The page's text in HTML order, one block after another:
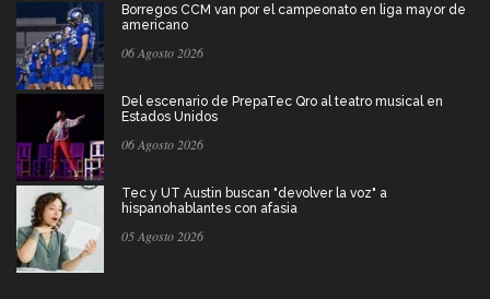
Borregos CCM van por el campeonato en liga mayor de
americano
06 Agosto 2026
Del escenario de PrepaTec Qro al teatro musical en
Estados Unidos
06 Agosto 2026
Tec y UT Austin buscan "devolver la voz" a
hispanohablantes con afasia
05 Agosto 2026